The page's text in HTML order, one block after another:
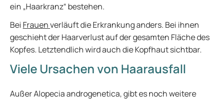
ein „Haarkranz“ bestehen.
Bei Frauenverläuft die Erkrankung anders. Bei ihnen
geschieht der Haarverlust auf der gesamten Fläche des
Kopfes. Letztendlich wird auch die Kopfhaut sichtbar.
Viele Ursachen von Haarausfall
Außer Alopecia androgenetica, gibt es noch weitere